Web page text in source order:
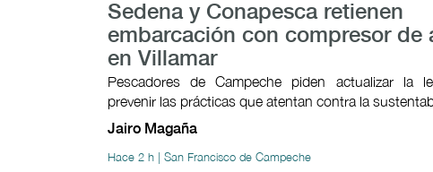
Sedena y Conapesca retienen
embarcación con compresor de
en Villamar
Pescadores de Campeche piden actualizar la
prevenir las prácticas que atentan contra la
Jairo Magaña
Hace 2 h | San Francisco de Campeche